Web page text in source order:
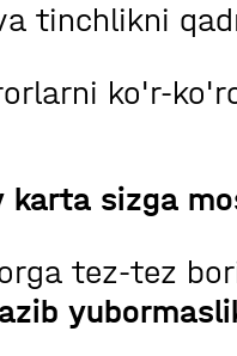
tinchlikni
ko'r-
karta sizga
tez-tez